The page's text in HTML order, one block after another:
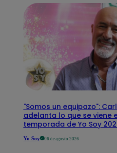
"Somos un equipazo":
adelanta lo que se viene
temporada de Yo Soy
Yo Soy 06 de agosto 2026